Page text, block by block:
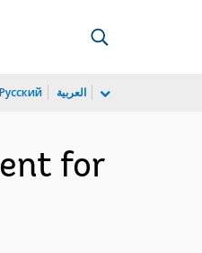
Русский العربية
for